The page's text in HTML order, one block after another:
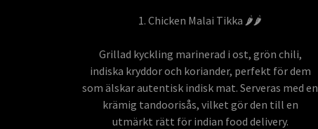
1. Chicken Malai Tikka 🌶️🌶️
Grillad kyckling marinerad i ost, grön chili,
indiska kryddor och koriander, perfekt för dem
som älskar autentisk indisk mat. Serveras med en
krämig tandoorisås, vilket gör den till en
utmärkt rätt för indian food delivery.